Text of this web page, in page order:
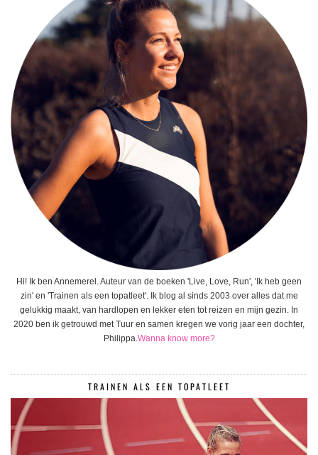
Hi! Ik ben Annemerel. Auteur van de boeken 'Live, Love, Run', 'Ik heb geen
zin' en 'Trainen als een topatleet'. Ik blog al sinds 2003 over alles dat me
gelukkig maakt, van hardlopen en lekker eten tot reizen en mijn gezin. In
2020 ben ik getrouwd met Tuur en samen kregen we vorig jaar een dochter,
Philippa.Wanna know more?
TRAINEN ALS EEN TOPATLEET